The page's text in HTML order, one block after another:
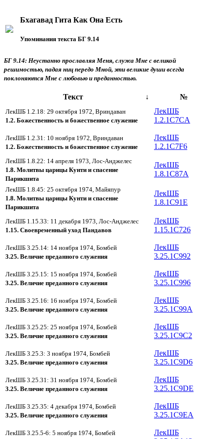
Бхагавад Гита Как Она Есть
Упоминания текста БГ 9.14
БГ 9.14: Неустанно прославляя Меня, служа Мне с великой
решимостью, падая ниц передо Мной, эти великие души всегда
поклоняются Мне с любовью и преданностью.
Текст ↓ №
ЛекШБ 1.2.18: 29 октября 1972, Вриндаван
1.2. Божественность и божественное служение
ЛекШБ
1.2.1C7CA
ЛекШБ 1.2.31: 10 ноября 1972, Вриндаван
1.2. Божественность и божественное служение
ЛекШБ
1.2.1C7F6
ЛекШБ 1.8.22: 14 апреля 1973, Лос-Анджелес
1.8. Молитвы царицы Кунти и спасение
Парикшита
ЛекШБ
1.8.1C87A
ЛекШБ 1.8.45: 25 октября 1974, Майяпур
1.8. Молитвы царицы Кунти и спасение
Парикшита
ЛекШБ
1.8.1C91E
ЛекШБ 1.15.33: 11 декабря 1973, Лос-Анджелес
1.15. Своевременный уход Пандавов
ЛекШБ
1.15.1C726
ЛекШБ 3.25.14: 14 ноября 1974, Бомбей
3.25. Величие преданного служения
ЛекШБ
3.25.1C992
ЛекШБ 3.25.15: 15 ноября 1974, Бомбей
3.25. Величие преданного служения
ЛекШБ
3.25.1C996
ЛекШБ 3.25.16: 16 ноября 1974, Бомбей
3.25. Величие преданного служения
ЛекШБ
3.25.1C99A
ЛекШБ 3.25.25: 25 ноября 1974, Бомбей
3.25. Величие преданного служения
ЛекШБ
3.25.1C9C2
ЛекШБ 3.25.3: 3 ноября 1974, Бомбей
3.25. Величие преданного служения
ЛекШБ
3.25.1C9D6
ЛекШБ 3.25.31: 31 ноября 1974, Бомбей
3.25. Величие преданного служения
ЛекШБ
3.25.1C9DE
ЛекШБ 3.25.35: 4 декабря 1974, Бомбей
3.25. Величие преданного служения
ЛекШБ
3.25.1C9EA
ЛекШБ 3.25.5-6: 5 ноября 1974, Бомбей
ЛекШБ